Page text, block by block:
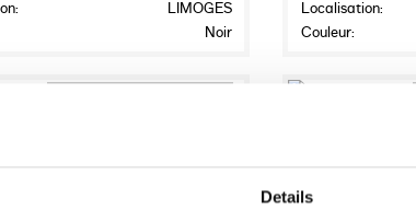
Details
LIMOGES
Noir
Localisation:
Couleur: